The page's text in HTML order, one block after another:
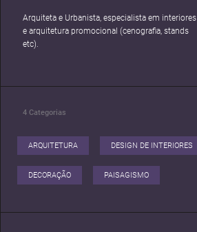
Arquiteta e Urbanista, especialista em interiores
e arquitetura promocional (cenografia, stands
etc).
4 Categorias
ARQUITETURA DESIGN DE INTERIORES
DECORAÇÃO PAISAGISMO